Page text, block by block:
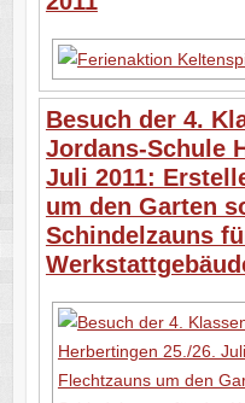
Besuch der 4.
Jordans-Schule
Juli 2011:
um den Garten
Schindelzauns